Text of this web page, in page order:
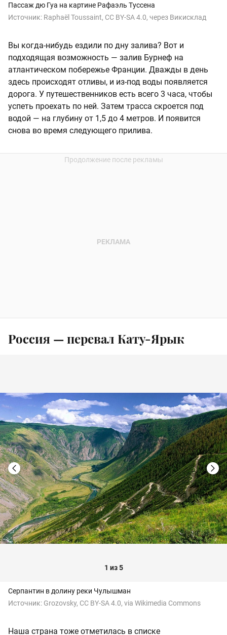
Пассаж дю Гуа на картине Рафаэль Туссена
Источник: Raphaël Toussaint, CC BY-SA 4.0, через Викисклад
Вы когда-нибудь ездили по дну залива? Вот и
подходящая возможность — залив Бурнеф на
атлантическом побережье Франции. Дважды в день
здесь происходят отливы, и из-под воды появляется
дорога. У путешественников есть всего 3 часа, чтобы
успеть проехать по ней. Затем трасса скроется под
водой — на глубину от 1,5 до 4 метров. И появится
снова во время следующего прилива.
Россия — перевал Кату-Ярык
1 из 5
Серпантин в долину реки Чулышман
Источник: Grozovsky, CC BY-SA 4.0, via Wikimedia Commons
Наша страна тоже отметилась в списке